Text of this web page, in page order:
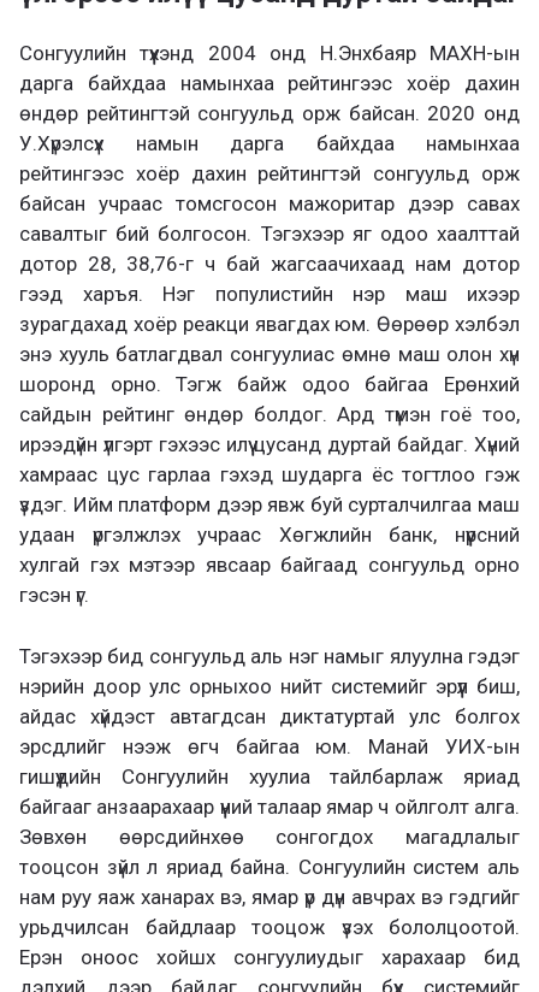
Сонгуулийн түүхэнд 2004 онд Н.Энхбаяр МАХН-ын
дарга байхдаа намынхаа рейтингээс хоёр дахин
өндөр рейтингтэй сонгуульд орж байсан. 2020 онд
У.Хүрэлсүх намын дарга байхдаа намынхаа
рейтингээс хоёр дахин рейтингтэй сонгуульд орж
байсан учраас томсгосон мажоритар дээр савах
савалтыг бий болгосон. Тэгэхээр яг одоо хаалттай
дотор 28, 38,76-г ч бай жагсаачихаад нам дотор
гээд харъя. Нэг популистийн нэр маш ихээр
зурагдахад хоёр реакци явагдах юм. Өөрөөр хэлбэл
энэ хууль батлагдвал сонгуулиас өмнө маш олон хүн
шоронд орно. Тэгж байж одоо байгаа Ерөнхий
сайдын рейтинг өндөр болдог. Ард түмэн гоё тоо,
ирээдүйн үлгэрт гэхээс илүү цусанд дуртай байдаг. Хүний
хамраас цус гарлаа гэхэд шударга ёс тогтлоо гэж
үздэг. Ийм платформ дээр явж буй сурталчилгаа маш
удаан үргэлжлэх учраас Хөгжлийн банк, нүүрсний
хулгай гэх мэтээр явсаар байгаад сонгуульд орно
гэсэн үг.
Тэгэхээр бид сонгуульд аль нэг намыг ялуулна гэдэг
нэрийн доор улс орныхоо нийт системийг эрүүл биш,
айдас хүйдэст автагдсан диктатуртай улс болгох
эрсдлийг нээж өгч байгаа юм. Манай УИХ-ын
гишүүдийн Сонгуулийн хуулиа тайлбарлаж яриад
байгааг анзаарахаар үүний талаар ямар ч ойлголт алга.
Зөвхөн өөрсдийнхөө сонгогдох магадлалыг
тооцсон зүйл л яриад байна. Сонгуулийн систем аль
нам руу яаж ханарах вэ, ямар үр дүн авчрах вэ гэдгийг
урьдчилсан байдлаар тооцож үзэх бололцоотой.
Ерэн оноос хойшх сонгуулиудыг харахаар бид
дэлхий дээр байдаг сонгуулийн бүх системийг